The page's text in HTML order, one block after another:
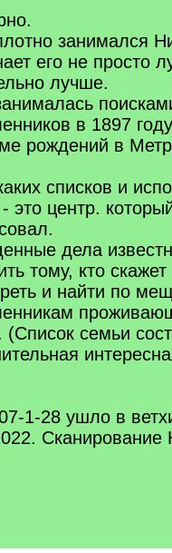
занимался
его не просто
лучше.
в 1897
рождений в
списков и
- это центр.
дела
тому, кто
и найти по
(Список семьи
1-28 ушло в
Сканирование